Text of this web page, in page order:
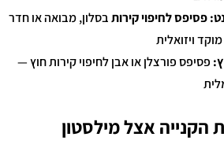
פסיפס לחיפוי קירותבסלון, מבואה או חדר
ויזואלית
פסיפס פורצלן או אבן לחיפוי קירות חוץ —
הקנייה אצל מילסטון